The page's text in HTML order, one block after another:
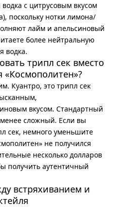
с цитрусовым вкусом
поскольку нотки лимона/
лайм и апельсиновый
более нейтральную
водка.
трипл сек вместо
«Космополитен»?
Куантро, это трипл сек
вкусом. Стандартный
сложный. Если вы
сек, немного уменьшите
не получился
несколько долларов
получить аутентичный
встряхиванием и